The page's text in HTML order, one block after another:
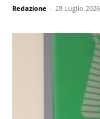
Redazione - 28 Luglio 2026